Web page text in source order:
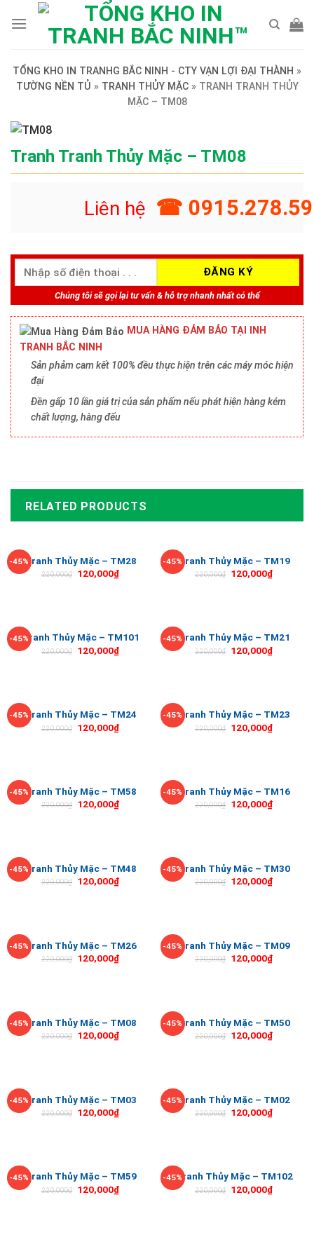
TỔNG KHO IN TRANHG BẮC NINH - CTY VẠN LỢI ĐẠI THÀNH »
TƯỜNG NỀN TỦ » TRANH THỦY MẶC» TRANH TRANH THỦY
MẶC – TM08
Tranh Tranh Thủy Mặc – TM08
Liên hệ ☎
Chúng tôi sẽ gọi lại tư vấn & hỗ trợ nhanh nhất có thể
MUA HÀNG ĐẢM BẢO TẠI INH
TRANH BẮC NINH
Sản phảm cam kết 100% đều thực hiện trên các máy móc hiện
đại
Đền gấp 10 lần giá trị của sản phẩm nếu phát hiện hàng kém
chất lượng, hàng đểu
RELATED PRODUCTS
-45%Tranh Thủy Mặc – TM28
220,000₫ 120,000₫
-45%Tranh Thủy Mặc – TM19
220,000₫ 120,000₫
-45%Tranh Thủy Mặc – TM101
220,000₫ 120,000₫
-45%Tranh Thủy Mặc – TM21
220,000₫ 120,000₫
-45%Tranh Thủy Mặc – TM24
220,000₫ 120,000₫
-45%Tranh Thủy Mặc – TM23
220,000₫ 120,000₫
-45%Tranh Thủy Mặc – TM58
220,000₫ 120,000₫
-45%Tranh Thủy Mặc – TM16
220,000₫ 120,000₫
-45%Tranh Thủy Mặc – TM48
220,000₫ 120,000₫
-45%Tranh Thủy Mặc – TM30
220,000₫ 120,000₫
-45%Tranh Thủy Mặc – TM26
220,000₫ 120,000₫
-45%Tranh Thủy Mặc – TM09
220,000₫ 120,000₫
-45%Tranh Thủy Mặc – TM08
220,000₫ 120,000₫
-45%Tranh Thủy Mặc – TM50
220,000₫ 120,000₫
-45%Tranh Thủy Mặc – TM03
220,000₫ 120,000₫
-45%Tranh Thủy Mặc – TM02
220,000₫ 120,000₫
-45%Tranh Thủy Mặc – TM59
220,000₫ 120,000₫
-45%Tranh Thủy Mặc – TM102
220,000₫ 120,000₫